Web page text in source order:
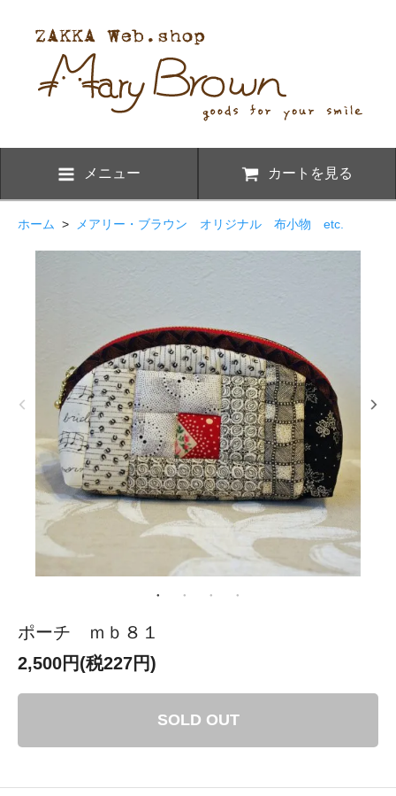
メニュー カートを見る
ホーム > メアリー・ブラウン オリジナル 布小物 etc.
ポーチ ｍｂ８１
2,500円(税227円)
SOLD OUT